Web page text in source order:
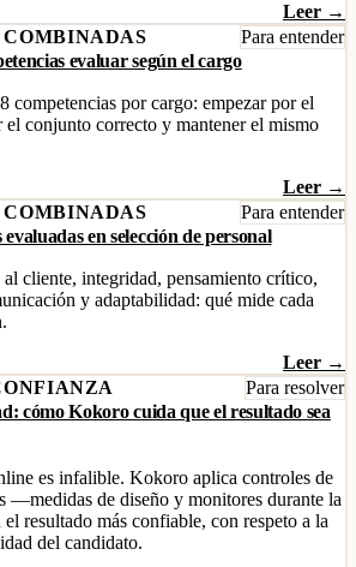
Leer →
Para entender
evaluar según el cargo
competencias por cargo: empezar por el
conjunto correcto y mantener el mismo
Leer →
Para entender
en selección de personal
cliente, integridad, pensamiento crítico,
y adaptabilidad: qué mide cada
Leer →
Para resolver
cómo Kokoro cuida que el resultado sea
es infalible. Kokoro aplica controles de
—medidas de diseño y monitores durante la
resultado más confiable, con respeto a la
del candidato.